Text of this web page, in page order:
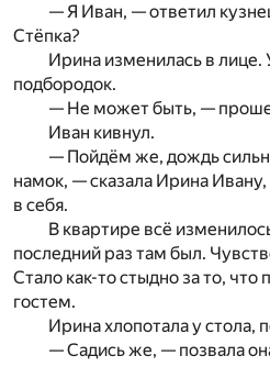
— Я Иван, — ответил
Стёпка?
Ирина изменилась в лице.
подбородок.
— Не может быть, —
Иван кивнул.
— Пойдём же, дождь
намок, — сказала Ирина
в себя.
В квартире всё
последний раз там был.
Стало как-то стыдно за то,
гостем.
Ирина хлопотала у стола,
— Садись же, — позвала